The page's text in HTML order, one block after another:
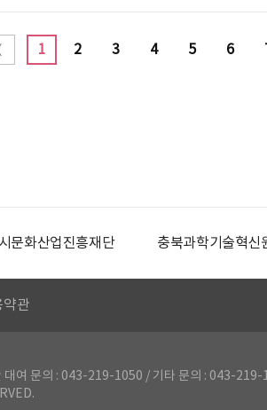
1 2 3 4 5 6
문화산업진흥재단 충북과학기술혁신
약관
대여 문의 : 043-219-1050 / 기타 문의 : 043-